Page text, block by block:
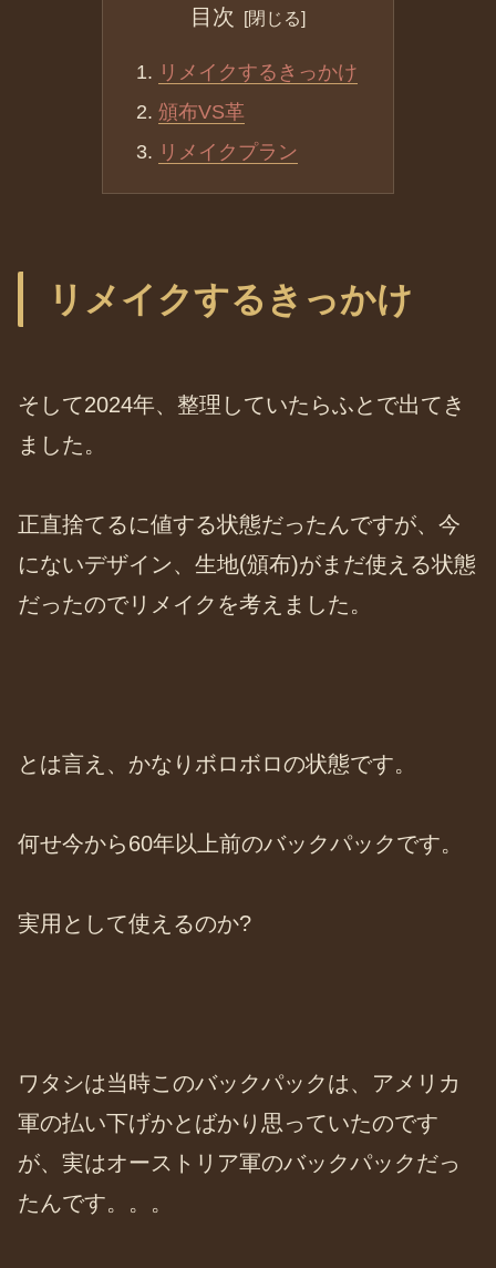
目次
リメイクするきっかけ
頒布VS革
リメイクプラン
リメイクするきっかけ
そして2024年、整理していたらふとで出てき
ました。
正直捨てるに値する状態だったんですが、今
にないデザイン、生地(頒布)がまだ使える状態
だったのでリメイクを考えました。
とは言え、かなりボロボロの状態です。
何せ今から60年以上前のバックパックです。
実用として使えるのか?
ワタシは当時このバックパックは、アメリカ
軍の払い下げかとばかり思っていたのです
が、実はオーストリア軍のバックパックだっ
たんです。。。